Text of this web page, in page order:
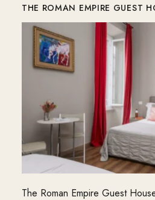
THE ROMAN EMPIRE GUEST
The Roman Empire Guest